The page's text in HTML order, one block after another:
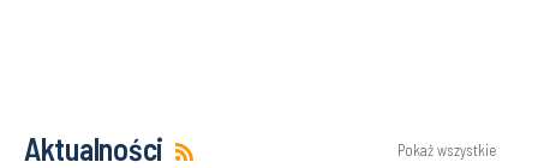
Aktualności Pokaż wszystkie